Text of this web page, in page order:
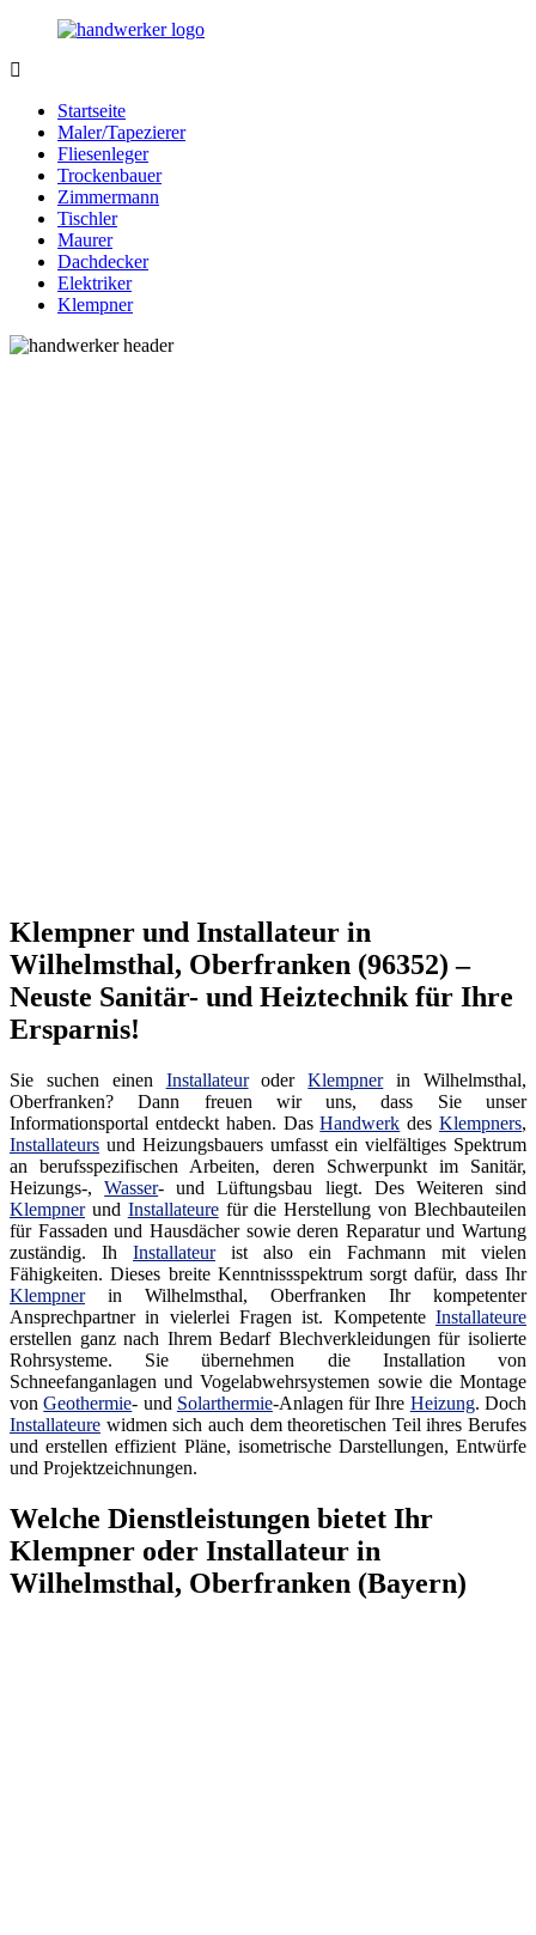
Zurück
Inhalt
Handwerker.de
Ihrer
Nähe
Startseite
Maler/Tapezierer
Fliesenleger
Trockenbauer
Zimmermann
Tischler
Maurer
Dachdecker
Elektriker
Klempner
Klempner und Installateur in
Wilhelmsthal, Oberfranken (96352) –
Neuste Sanitär- und Heiztechnik für Ihre
Ersparnis!
Sie suchen einen InstallateuroderKlempnerin Wilhelmsthal,
Oberfranken? Dann freuen wir uns, dass Sie unser
Informationsportal entdeckt haben. DasHandwerk desKlempners,
Installateurs und Heizungsbauers umfasst ein vielfältiges Spektrum
an berufsspezifischen Arbeiten, deren Schwerpunkt im Sanitär,
Heizungs-,Wasser- und Lüftungsbau liegt. Des Weiteren sind
Klempnerund Installateurefür die Herstellung von Blechbauteilen
für Fassaden und Hausdächer sowie deren Reparatur und Wartung
zuständig. Ih Installateurist also ein Fachmann mit vielen
Fähigkeiten. Dieses breite Kenntnissspektrum sorgt dafür, dass Ihr
Klempnerin Wilhelmsthal, Oberfranken Ihr kompetenter
Ansprechpartner in vielerlei Fragen ist. Kompetente Installateure
erstellen ganz nach Ihrem Bedarf Blechverkleidungen für isolierte
Rohrsysteme. Sie übernehmen die Installation von
Schneefanganlagen und Vogelabwehrsystemen sowie die Montage
vonGeothermie- und Solarthermie-Anlagen für Ihre Heizung. Doch
Installateure widmen sich auch dem theoretischen Teil ihres Berufes
und erstellen effizient Pläne, isometrische Darstellungen, Entwürfe
und Projektzeichnungen.
Welche Dienstleistungen bietet Ihr
Klempner oder Installateur in
Wilhelmsthal, Oberfranken (Bayern)